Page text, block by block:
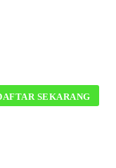
SEKARANG